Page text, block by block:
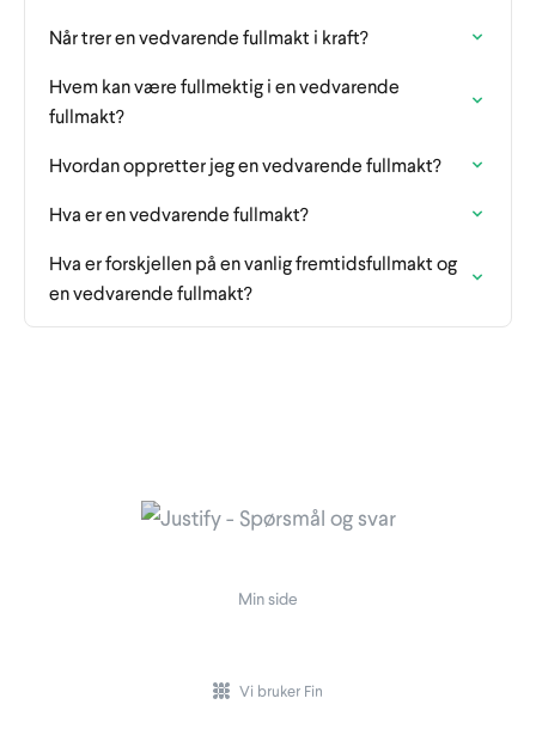
Når trer en vedvarende fullmakt i kraft?
Hvem kan være fullmektig i en vedvarende
fullmakt?
Hvordan oppretter jeg en vedvarende fullmakt?
Hva er en vedvarende fullmakt?
Hva er forskjellen på en vanlig fremtidsfullmakt og
en vedvarende fullmakt?
Min side
Vi bruker Fin